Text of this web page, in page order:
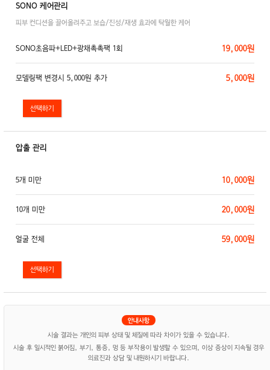
SONO 케어관리
피부 컨디션을 끌어올려주고 보습/진성/재생 효과에 탁월한 케어
SONO초음파+LED+광채촉촉팩 1회 19,000원
모델링팩 변경시 5,000원 추가 5,000원
압출 관리
5개 미만 10,000원
10개 미만 20,000원
얼굴 전체 59,000원
시술 결과는 개인의 피부 상태 및 체질에 따라 차이가 있을 수 있습니다.
시술 후 일시적인 붉어짐, 부기, 통증, 멍 등 부작용이 발생할 수 있으며, 이상 증상이 지속될 경우
의료진과 상담 및 내원하시기 바랍니다.